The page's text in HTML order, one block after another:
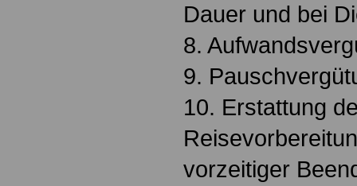
Dauer und bei
8.
9.
10. Erstattung
vorzeitiger